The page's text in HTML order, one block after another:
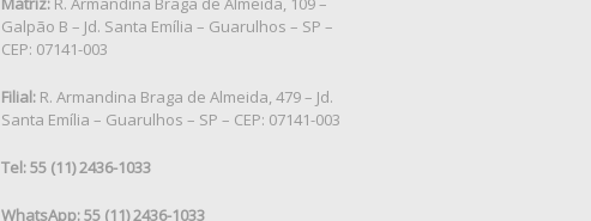
Galpão B – Jd. Santa Emília – Guarulhos – SP –
CEP: 07141-003
Filial: R. Armandina Braga de Almeida, 479 – Jd.
Santa Emília – Guarulhos – SP – CEP: 07141-003
Tel: 55 (11) 2436-1033
WhatsApp: 55 (11) 2436-1033